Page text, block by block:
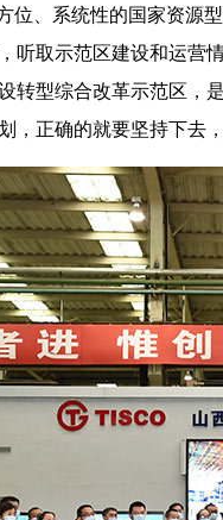
位、系统性的国家资源
听取示范区建设和运营
转型综合改革示范区，
，正确的就要坚持下去